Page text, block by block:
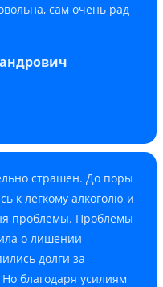
сам очень рад
страшен. До поры
к легкому алкоголю и
проблемы. Проблемы
о лишении
долги за
благодаря усилиям